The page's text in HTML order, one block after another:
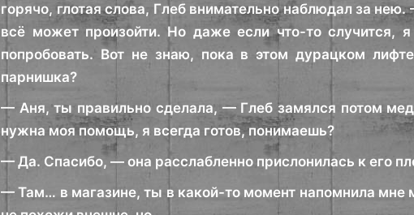
горячо, глотая слова, Глеб внимательно наблюдал за
всё может произойти. Но даже если что-то
попробовать. Вот не знаю, пока в этом дурацком
парнишка?
— Аня, ты правильно сделала, — Глеб замялся потом
нужна моя помощь, я всегда готов, понимаешь?
— Да. Спасибо, — она расслабленно прислонилась к его
— Там… в магазине, ты в какой-то момент напомнила